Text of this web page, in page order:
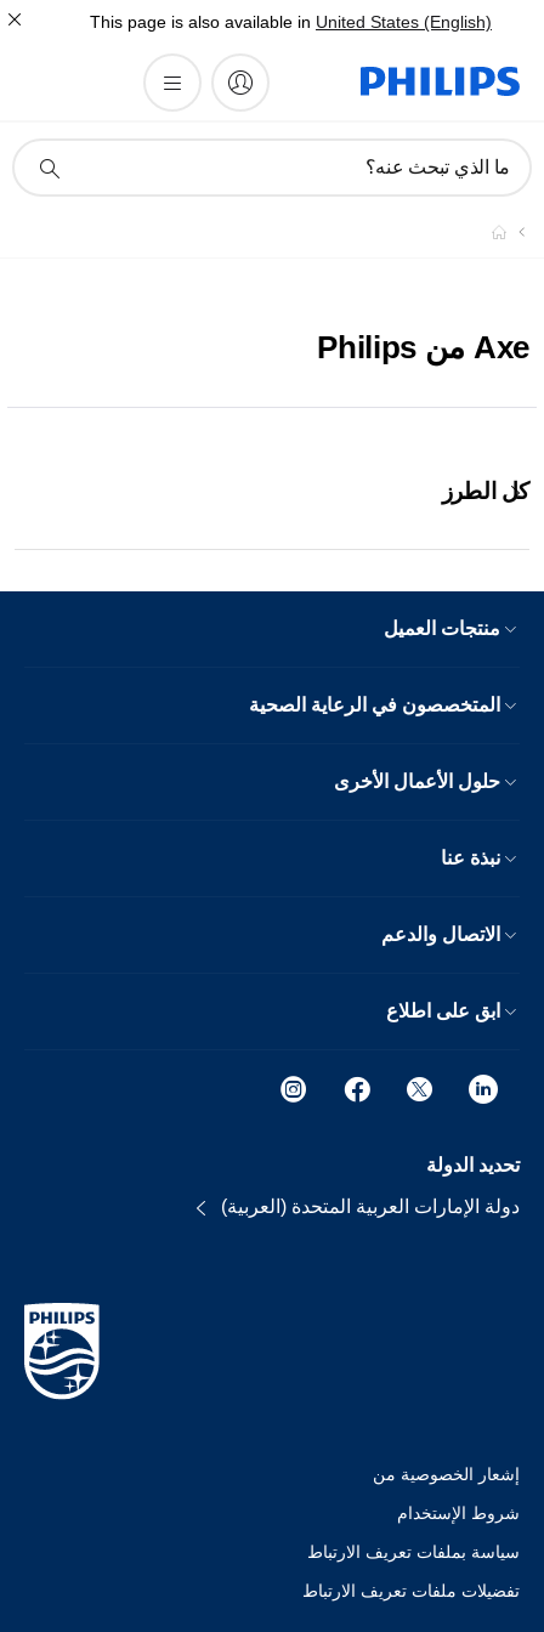
This page is also available in United States (English)
دعم
ما الذي تبحث عنه؟
Axe من Philips
كل الطرز
منتجات العميل
المتخصصون في الرعاية الصحية
حلول الأعمال الأخرى
نبذة عنا
الاتصال والدعم
ابق على اطلاع
تحديد الدولة
دولة الإمارات العربية المتحدة (العربية)
إشعار الخصوصية من
شروط الإستخدام
سياسة بملفات تعريف الارتباط
تفضيلات ملفات تعريف الارتباط